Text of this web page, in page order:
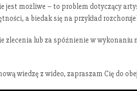
jest możliwe – to problem dotyczący
a biedak się na przykład
zlecenia lub za spóźnienie w
wiedzę z wideo, zapraszam Cię do